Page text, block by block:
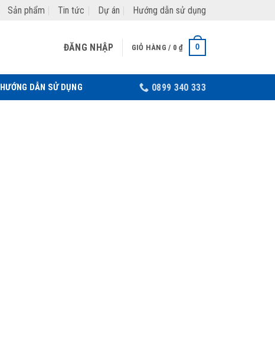
Sản phẩm Tin tức Dự án Hướng dẫn sử dụng
ĐĂNG NHẬP GIỎ HÀNG / 0₫ 0
HƯỚNG DẪN SỬ DỤNG 0899 340 333